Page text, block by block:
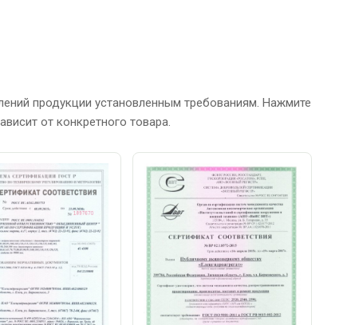
продукции установленным требованиям. Нажмите
от конкретного товара.